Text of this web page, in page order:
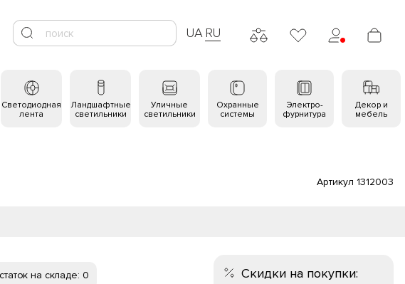
UA RU
Светодиодная
лента
Ландшафтные
светильники
Уличные
светильники
Охранные
системы
Электро-
фурнитура
Декор и
мебель
Артикул 1312003
на складе: 0 Скидки на покупки: